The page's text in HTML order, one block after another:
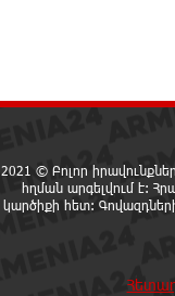
2021 © Բոլոր
հղման արգելվում է:
կարծիքի հետ: